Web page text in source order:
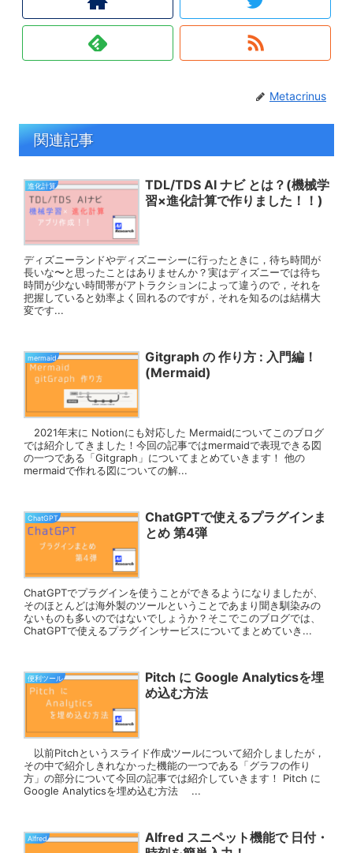
Metacrinus
関連記事
進化計算
TDL/TDS AI ナビ とは？(機械学
習×進化計算で作りました！！)
ディズニーランドやディズニーシーに行ったときに，待ち時間が
長いな〜と思ったことはありませんか？実はディズニーでは待ち
時間が少ない時間帯がアトラクションによって違うので，それを
把握していると効率よく回れるのですが，それを知るのは結構大
変です...
mermaid
Gitgraph の 作り方 : 入門編！
(Mermaid)
2021年末に Notionにも対応した Mermaidについてこのブログ
では紹介してきました！今回の記事ではmermaidで表現できる図
の一つである「Gitgraph」についてまとめていきます！ 他の
mermaidで作れる図についての解...
ChatGPT
ChatGPTで使えるプラグインま
とめ 第4弾
ChatGPTでプラグインを使うことができるようになりましたが、
そのほとんどは海外製のツールということであまり聞き馴染みの
ないものも多いのではないでしょうか？そこでこのブログでは、
ChatGPTで使えるプラグインサービスについてまとめていき...
便利ツール
Pitch に Google Analyticsを埋
め込む方法
以前Pitchというスライド作成ツールについて紹介しましたが，
その中で紹介しきれなかった機能の一つである「グラフの作り
方」の部分について今回の記事では紹介していきます！ Pitch に
Google Analyticsを埋め込む方法 ...
Alfred
Alfred スニペット機能で 日付・